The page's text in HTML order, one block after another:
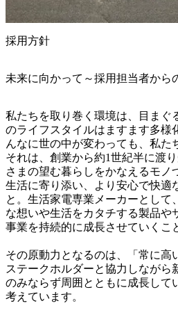
採用方針
未来に向かって～採用担当者から
私たちを取り巻く環境は、目まぐ
のライフスタイルはますます多様
んなに世の中が変わっても、私た
それは、創業から約1世紀半に渡
さまの望む暮らしをかなえるモノ
生活に寄り添い、より安心で快適
と。生活家電専業メーカーとして
な想いや生活をカタチする製品や
事業を持続的に成長させていくこ
その原動力となるのは、「常に高
ステークホルダーと協力しながら
のみならず周囲とともに成長して
考えています。